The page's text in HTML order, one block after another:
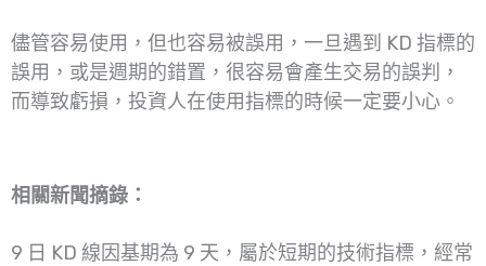
儘管容易使用，但也容易被誤用，一旦遇到 KD 指標的
誤用，或是週期的錯置，很容易會產生交易的誤判，
而導致虧損，投資人在使用指標的時候一定要小心。
相關新聞摘錄：
9 日 KD 線因基期為 9 天，屬於短期的技術指標，經常